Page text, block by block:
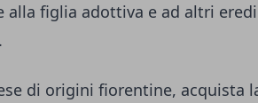
alla figlia adottiva e ad altri
di origini fiorentine, acquista